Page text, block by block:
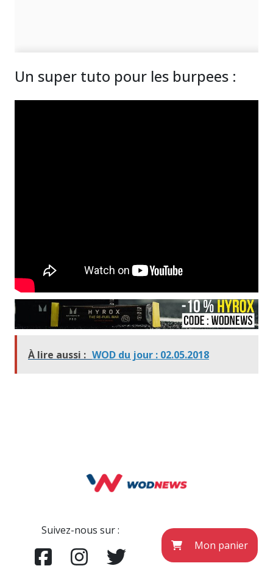
Un super tuto pour les burpees :
À lire aussi : WOD du jour : 02.05.2018
Suivez-nous sur :
Mon panier